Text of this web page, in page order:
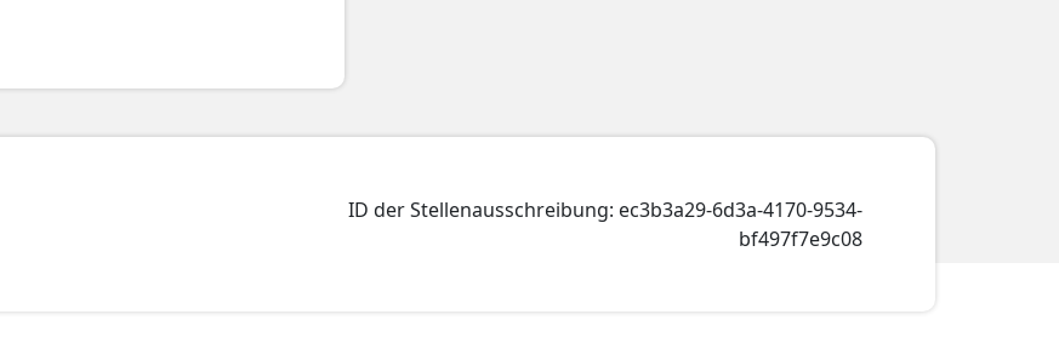
ID der Stellenausschreibung: ec3b3a29-6d3a-4170-9534-
bf497f7e9c08